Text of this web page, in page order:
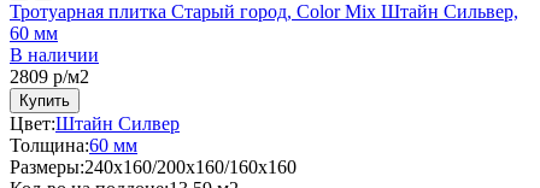
Тротуарная плитка Старый город, Color Mix Штайн Сильвер,
60 мм
В наличии
2809 р/м2
Купить
Цвет:Штайн Силвер
Толщина:60 мм
Размеры:240x160/200x160/160x160